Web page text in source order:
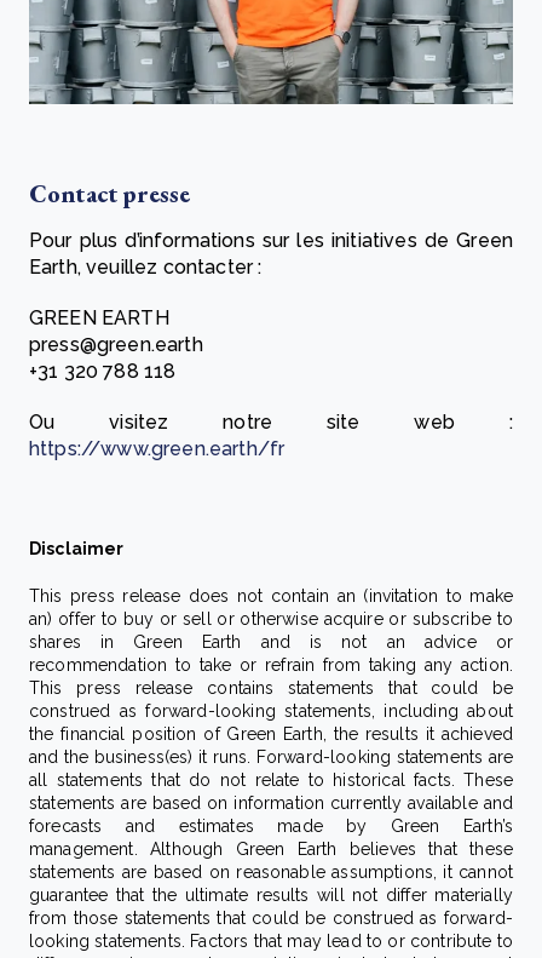
Contact presse
Pour plus d’informations sur les initiatives de Green
Earth, veuillez contacter :
GREEN EARTH
press@green.earth
+31 320 788 118
Ou visitez notre site web :
https://www.green.earth/fr
Disclaimer
This press release does not contain an (invitation to make
an) offer to buy or sell or otherwise acquire or subscribe to
shares in Green Earth and is not an advice or
recommendation to take or refrain from taking any action.
This press release contains statements that could be
construed as forward-looking statements, including about
the financial position of Green Earth, the results it achieved
and the business(es) it runs. Forward-looking statements are
all statements that do not relate to historical facts. These
statements are based on information currently available and
forecasts and estimates made by Green Earth’s
management. Although Green Earth believes that these
statements are based on reasonable assumptions, it cannot
guarantee that the ultimate results will not differ materially
from those statements that could be construed as forward-
looking statements. Factors that may lead to or contribute to